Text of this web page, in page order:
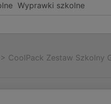
Wyprawki szkolne
> CoolPack Zestaw Szkolny